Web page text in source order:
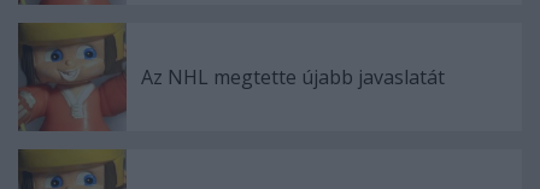
Az NHL megtette újabb javaslatát